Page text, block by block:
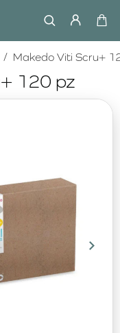
120 pz
Makedo Viti Scru+